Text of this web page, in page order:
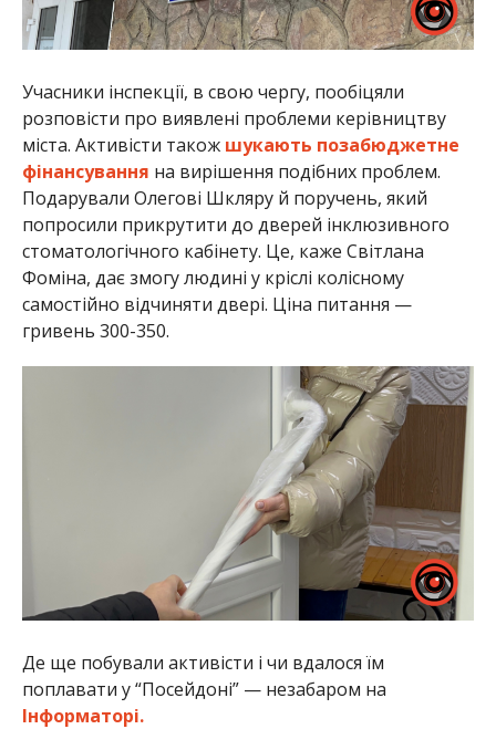
Учасники інспекції, в свою чергу, пообіцяли
розповісти про виявлені проблеми керівництву
міста. Активісти також шукають позабюджетне
фінансування на вирішення подібних проблем.
Подарували Олегові Шкляру й поручень, який
попросили прикрутити до дверей інклюзивного
стоматологічного кабінету. Це, каже Світлана
Фоміна, дає змогу людині у кріслі колісному
самостійно відчиняти двері. Ціна питання —
гривень 300-350.
Де ще побували активісти і чи вдалося їм
поплавати у “Посейдоні” — незабаром на
Інформаторі.